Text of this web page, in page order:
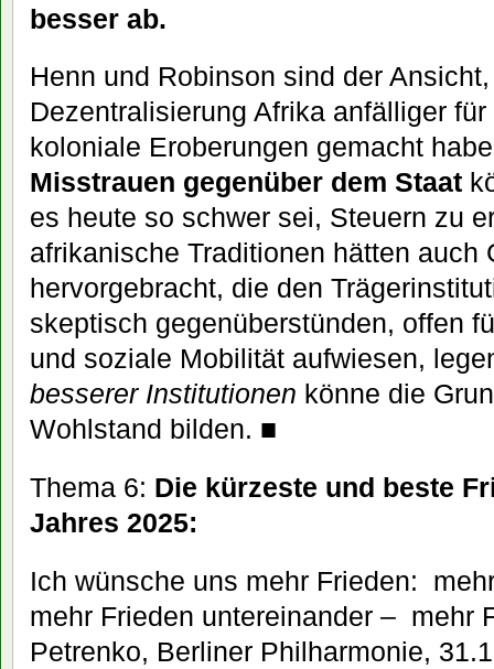
besser ab.
Henn und Robinson sind der
Dezentralisierung Afrika anfälliger
koloniale Eroberungen gemacht
Misstrauen gegenüber dem Staat
es heute so schwer sei, Steuern zu
afrikanische Traditionen hätten auch
hervorgebracht, die den
skeptisch gegenüberstünden, offen
und soziale Mobilität aufwiesen,
besserer Institutionen könne die
Wohlstand bilden. ■
Thema 6: Die kürzeste und beste
Jahres 2025:
Ich wünsche uns mehr Frieden:
mehr Frieden untereinander – mehr
Petrenko, Berliner Philharmonie,